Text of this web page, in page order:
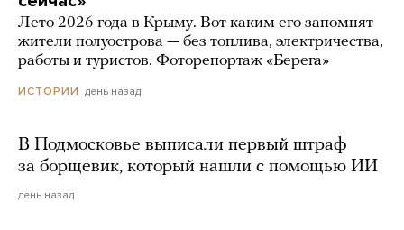
Лето 2026 года в Крыму. Вот каким его запомнят
жители полуострова — без топлива, электричества,
работы и туристов. Фоторепортаж «Берега»
ИСТОРИИ день назад
В Подмосковье выписали первый штраф
за борщевик, который нашли с помощью ИИ
день назад